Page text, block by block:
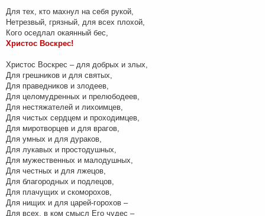
Для тех, кто махнул на себя рукой,
Нетрезвый, грязный, для всех плохой,
Кого оседлал окаянный бес,
Христос Воскрес!
Христос Воскрес – для добрых и злых,
Для грешников и для святых,
Для праведников и злодеев,
Для целомудренных и прелюбодеев,
Для нестяжателей и лихоимцев,
Для чистых сердцем и проходимцев,
Для миротворцев и для врагов,
Для умных и для дураков,
Для лукавых и простодушных,
Для мужественных и малодушных,
Для честных и для лжецов,
Для благородных и подлецов,
Для плачущих и скоморохов,
Для нищих и для царей-горохов –
Для всех, в ком смысл Его чудес –